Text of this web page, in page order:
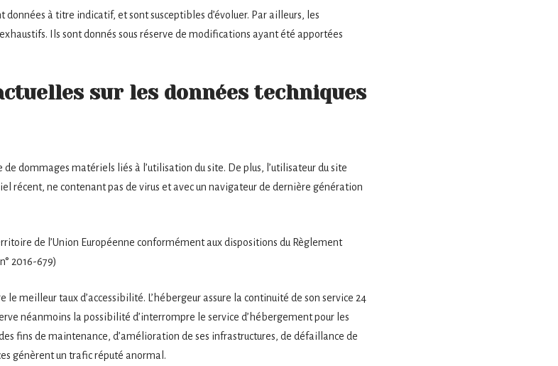
à titre indicatif, et sont susceptibles d’évoluer. Par ailleurs, les
Ils sont donnés sous réserve de modifications ayant été apportées
sur les données techniques
dommages matériels liés à l’utilisation du site. De plus, l’utilisateur du site
récent, ne contenant pas de virus et avec un navigateur de dernière génération
de l’Union Européenne conformément aux dispositions du Règlement
2016-679)
le meilleur taux d’accessibilité. L’hébergeur assure la continuité de son service 24
néanmoins la possibilité d’interrompre le service d’hébergement pour les
fins de maintenance, d’amélioration de ses infrastructures, de défaillance de
génèrent un trafic réputé anormal.